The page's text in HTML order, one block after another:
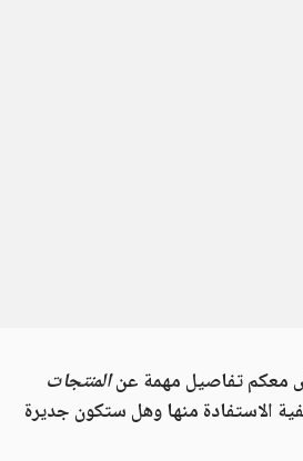
معكم تفاصيل مهمة عنالمنتجات
الاستفادة منها وهل ستكون جديرة